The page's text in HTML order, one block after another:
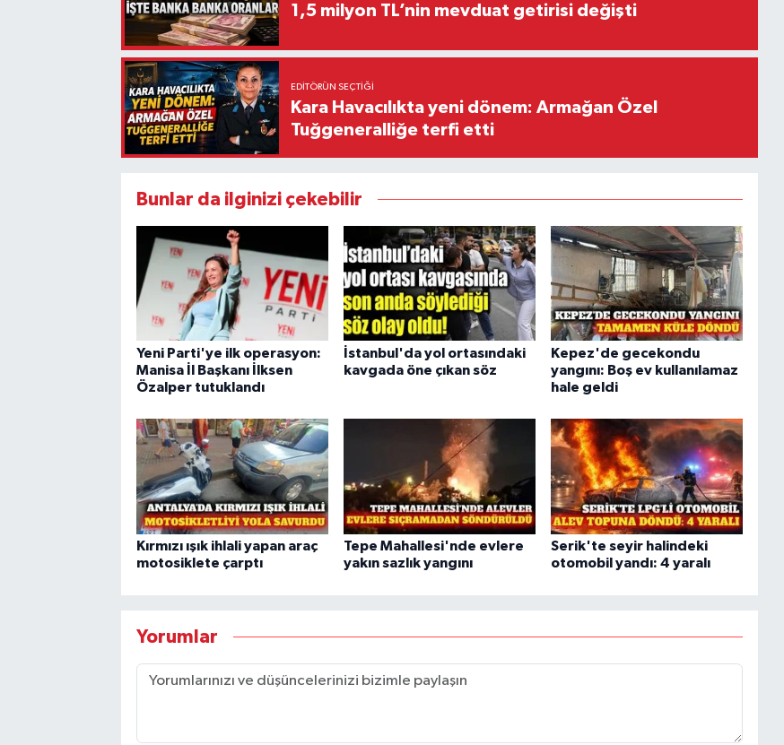
1,5 milyon TL’nin mevduat getirisi değişti
EDITÖRÜN SEÇTIĞI
Kara Havacılıkta yeni dönem: Armağan Özel
Tuğgeneralliğe terfi etti
Bunlar da ilginizi çekebilir
Yeni Parti'ye ilk operasyon:
Manisa İl Başkanı İlksen
Özalper tutuklandı
İstanbul'da yol ortasındaki
kavgada öne çıkan söz
Kepez'de gecekondu
yangını: Boş ev kullanılamaz
hale geldi
Kırmızı ışık ihlali yapan araç
motosiklete çarptı
Tepe Mahallesi'nde evlere
yakın sazlık yangını
Serik'te seyir halindeki
otomobil yandı: 4 yaralı
Yorumlar